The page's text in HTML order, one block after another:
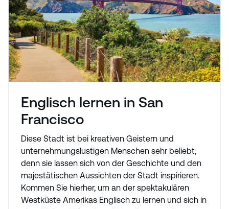
Englisch lernen in San
Francisco
Diese Stadt ist bei kreativen Geistern und
unternehmungslustigen Menschen sehr beliebt,
denn sie lassen sich von der Geschichte und den
majestätischen Aussichten der Stadt inspirieren.
Kommen Sie hierher, um an der spektakulären
Westküste Amerikas Englisch zu lernen und sich in